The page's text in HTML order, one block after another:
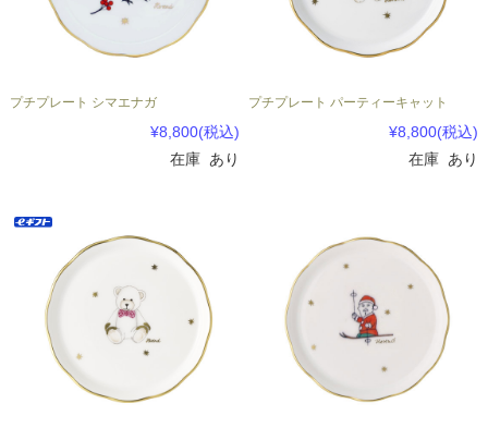
プチプレート シマエナガ
¥8,800(税込)
在庫 あり
プチプレート パーティーキャット
¥8,800(税込)
在庫 あり